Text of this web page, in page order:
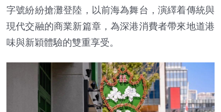
字號紛紛搶灘登陸，以前海為舞台，演繹着傳統與
現代交融的商業新篇章，為深港消費者帶來地道港
味與新穎體驗的雙重享受。